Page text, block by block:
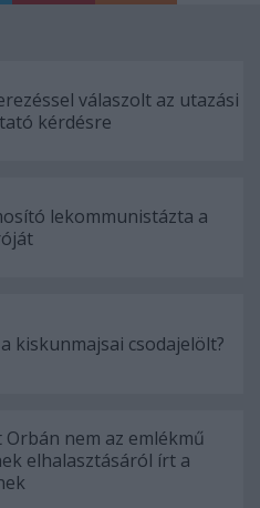
válaszolt az utazási
kérdésre
lekommunistázta a
kiskunmajsai csodajelölt?
Orbán nem az emlékmű
elhalasztásáról írt a